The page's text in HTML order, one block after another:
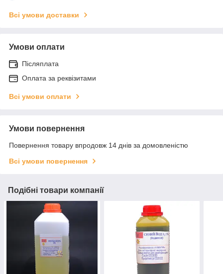
Всі умови доставки
Умови оплати
Післяплата
Оплата за реквізитами
Всі умови оплати
Умови повернення
Повернення товару впродовж 14 днів за домовленістю
Всі умови повернення
Подібні товари компанії